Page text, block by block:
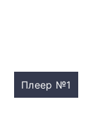
Плеер №1